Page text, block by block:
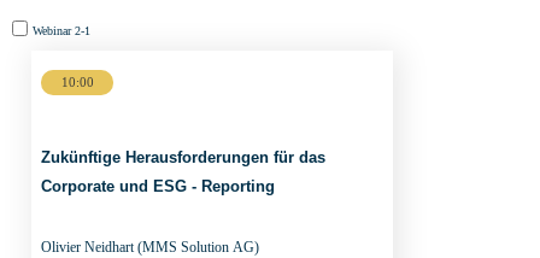
Webinar
Webinar2-1
10:00
Zukünftige Herausforderungen für das
Corporate und ESG - Reporting
Olivier Neidhart(MMS Solution AG)